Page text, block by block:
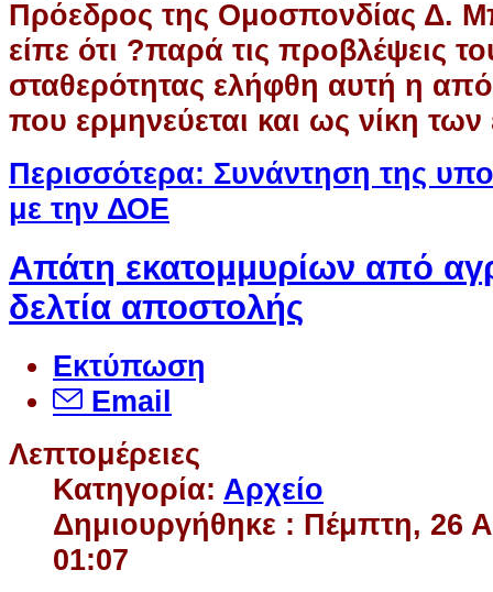
Πρόεδρος της Ομοσπονδίας Δ.
είπε ότι ?παρά τις προβλέψεις
σταθερότητας ελήφθη αυτή η
που ερμηνεύεται και ως νίκη των
Περισσότερα: Συνάντηση της
με την ΔΟΕ
Απάτη εκατομμυρίων από
δελτία αποστολής
Εκτύπωση
Email
Λεπτομέρειες
Κατηγορία: Αρχείο
Δημιουργήθηκε : Πέμπτη, 26
01:07